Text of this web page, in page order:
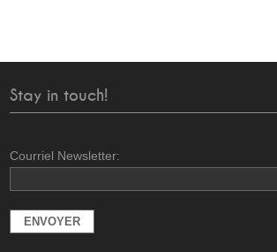
Stay in touch!
Courriel Newsletter: